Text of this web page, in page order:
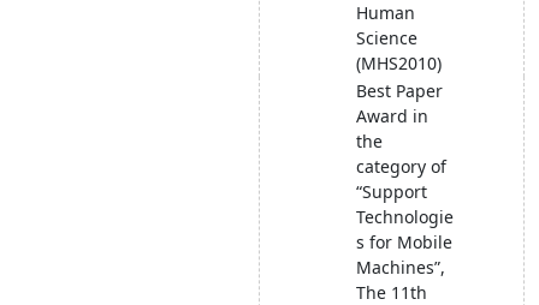
Human
Science
(MHS2010)
Best Paper
Award in
the
category of
“Support
Technologie
s for Mobile
Machines”,
The 11th